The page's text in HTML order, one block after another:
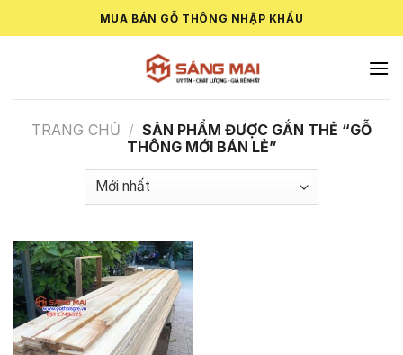
to
MUA BÁN GỖ THÔNG NHẬP KHẨU
TRANG CHỦ / SẢN PHẨM ĐƯỢC GẮN THẺ “GỖ
THÔNG MỚI BÁN LẺ”